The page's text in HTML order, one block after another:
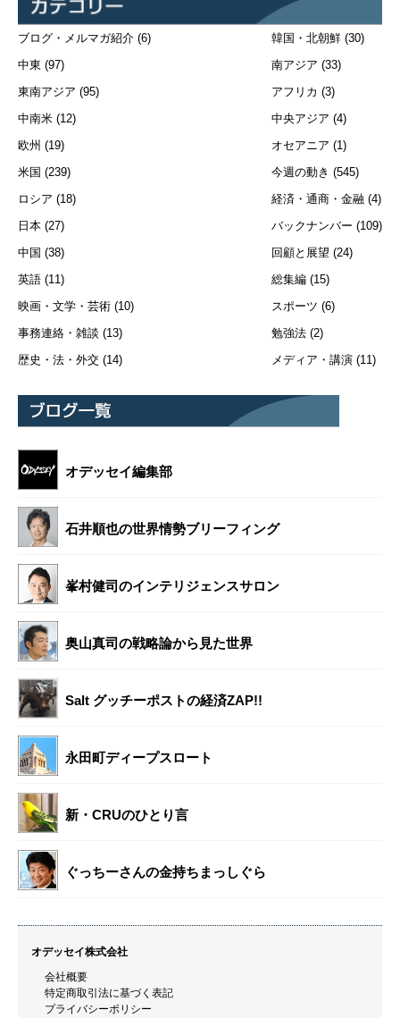
ブログ・メルマガ紹介 (6)
中東 (97)
東南アジア (95)
中南米 (12)
欧州 (19)
米国 (239)
ロシア (18)
日本 (27)
中国 (38)
英語 (11)
映画・文学・芸術 (10)
事務連絡・雑談 (13)
歴史・法・外交 (14)
韓国・北朝鮮 (30)
南アジア (33)
アフリカ (3)
中央アジア (4)
オセアニア (1)
今週の動き (545)
経済・通商・金融 (4)
バックナンバー (109)
回顧と展望 (24)
総集編 (15)
スポーツ (6)
勉強法 (2)
メディア・講演 (11)
オデッセイ編集部
石井順也の世界情勢ブリーフィング
峯村健司のインテリジェンスサロン
奥山真司の戦略論から見た世界
Salt グッチーポストの経済ZAP!!
永田町ディープスロート
新・CRUのひとり言
ぐっちーさんの金持ちまっしぐら
オデッセイ株式会社
会社概要
特定商取引法に基づく表記
プライバシーポリシー